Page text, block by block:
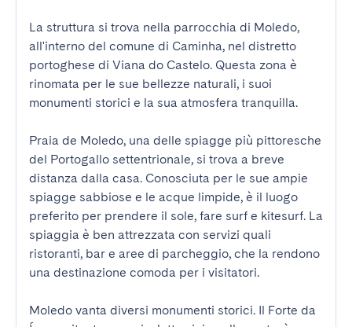
La struttura si trova nella parrocchia di Moledo,
all'interno del comune di Caminha, nel distretto
portoghese di Viana do Castelo. Questa zona è
rinomata per le sue bellezze naturali, i suoi
monumenti storici e la sua atmosfera tranquilla.
Praia de Moledo, una delle spiagge più pittoresche
del Portogallo settentrionale, si trova a breve
distanza dalla casa. Conosciuta per le sue ampie
spiagge sabbiose e le acque limpide, è il luogo
preferito per prendere il sole, fare surf e kitesurf. La
spiaggia è ben attrezzata con servizi quali
ristoranti, bar e aree di parcheggio, che la rendono
una destinazione comoda per i visitatori.
Moledo vanta diversi monumenti storici. Il Forte da